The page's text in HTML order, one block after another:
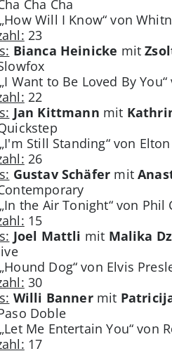
Cha Cha
„How Will I Know“ von
23
Bianca Heinicke mit
„I Want to Be Loved By
22
Jan Kittmann mit
„I'm Still Standing“ von Elton
26
Gustav Schäfer mit
„In the Air Tonight“ von Phil
15
Joel Mattli mit Malika
„Hound Dog“ von Elvis
30
Willi Bannermit
Doble
„Let Me Entertain You“ von
17